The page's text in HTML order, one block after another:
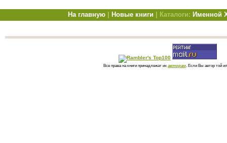
На главную Новые книги | Каталоги: Именной
Все права на книги принадлежат их авторам. Если Вы автор той